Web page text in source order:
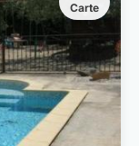
Carte